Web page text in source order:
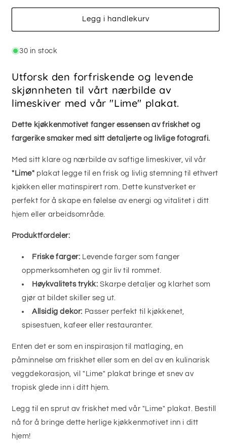
-
-
PLAKAT
Legg i handlekurv
30 in stock
Utforsk den forfriskende og levende
skjønnheten til vårt nærbilde av
limeskiver med vår "Lime" plakat.
Dette kjøkkenmotivet fanger essensen av friskhet og
fargerike smaker med sitt detaljerte og livlige fotografi.
Med sitt klare og nærbilde av saftige limeskiver, vil vår
"Lime" plakat legge til en frisk og livlig stemning til ethvert
kjøkken eller matinspirert rom. Dette kunstverket er
perfekt for å skape en følelse av energi og vitalitet i ditt
hjem eller arbeidsområde.
Produktfordeler:
Friske farger: Levende farger som fanger
oppmerksomheten og gir liv til rommet.
Høykvalitets trykk: Skarpe detaljer og klarhet som
gjør at bildet skiller seg ut.
Allsidig dekor: Passer perfekt til kjøkkenet,
spisestuen, kafeer eller restauranter.
Enten det er som en inspirasjon til matlaging, en
påminnelse om friskhet eller som en del av en kulinarisk
veggdekorasjon, vil "Lime" plakat bringe et snev av
tropisk glede inn i ditt hjem.
Legg til en sprut av friskhet med vår "Lime" plakat. Bestill
nå for å bringe dette herlige kjøkkenmotivet inn i ditt
hjem!